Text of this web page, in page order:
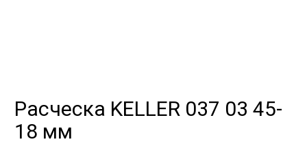
Расческа KELLER 037 03 45-
18 мм